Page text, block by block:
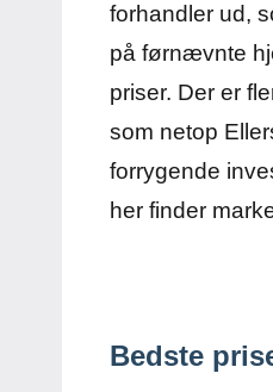
forhandler ud,
på førnævnte
priser. Der er
som netop
forrygende
her finder
Bedste